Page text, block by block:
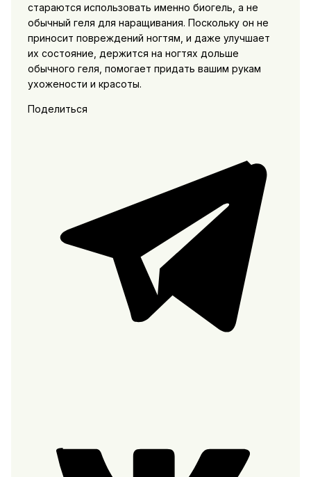
стараются использовать именно биогель, а не
обычный геля для наращивания. Поскольку он не
приносит повреждений ногтям, и даже улучшает
их состояние, держится на ногтях дольше
обычного геля, помогает придать вашим рукам
ухожености и красоты.
Поделиться